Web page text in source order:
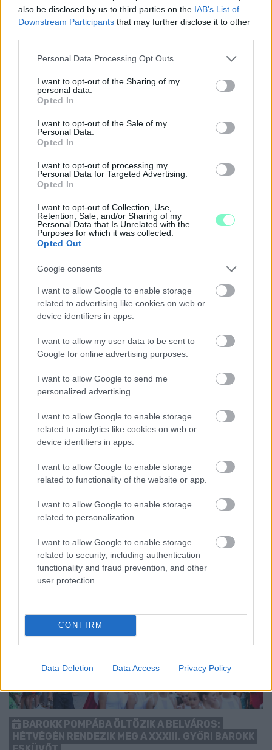
also be disclosed by us to third parties on the IAB’s List of
Downstream Participants that may further disclose it to other
Please note that this website/app uses one or more Google
not limited to your visit or usage behaviour. You may click to
grant or deny consent to Google and its third-party tags to
use your data for below specified purposes in below Google
consent section.
Personal Data Processing Opt Outs
I want to opt-out of the Sharing of my
personal data.
Opted In
I want to opt-out of the Sale of my
Personal Data.
Opted In
I want to opt-out of processing my
Personal Data for Targeted Advertising.
Opted In
I want to opt-out of Collection, Use,
Retention, Sale, and/or Sharing of my
Personal Data that Is Unrelated with the
Purposes for which it was collected.
Opted Out
Google consents
I want to allow Google to enable storage
related to advertising like cookies on web or
device identifiers in apps.
I want to allow my user data to be sent to
Google for online advertising purposes.
I want to allow Google to send me
personalized advertising.
I want to allow Google to enable storage
related to analytics like cookies on web or
device identifiers in apps.
I want to allow Google to enable storage
related to functionality of the website or app.
I want to allow Google to enable storage
related to personalization.
I want to allow Google to enable storage
related to security, including authentication
functionality and fraud prevention, and other
user protection.
CONFIRM
Data Deletion Data Access Privacy Policy
A BAROKK ÖSSZES ÁRNYALATA ÉS MÉG EGY SOR
KIVÁLÓ PROGRAM VÁR MINDENKIT EZEN A HÉTVÉGÉN
GYŐRBEN
Középpontban a hagyományőrzés, de lesz Pogány Induló és
ENERGIATAKARÉKOSSÁG: KORÁBBAN KEZDŐDIK
A GYŐRI AUDI ETO KC PÉNTEKI FELKÉSZÜLÉSI
MÉRKŐZÉSE
előrébb hozták a Brest Bretagne Handball elleni találkozó
kezdését.
1 hozzászólás
BAROKK POMPÁBA ÖLTÖZIK A BELVÁROS:
HÉTVÉGÉN RENDEZIK MEG A XXXIII. GYŐRI BAROKK